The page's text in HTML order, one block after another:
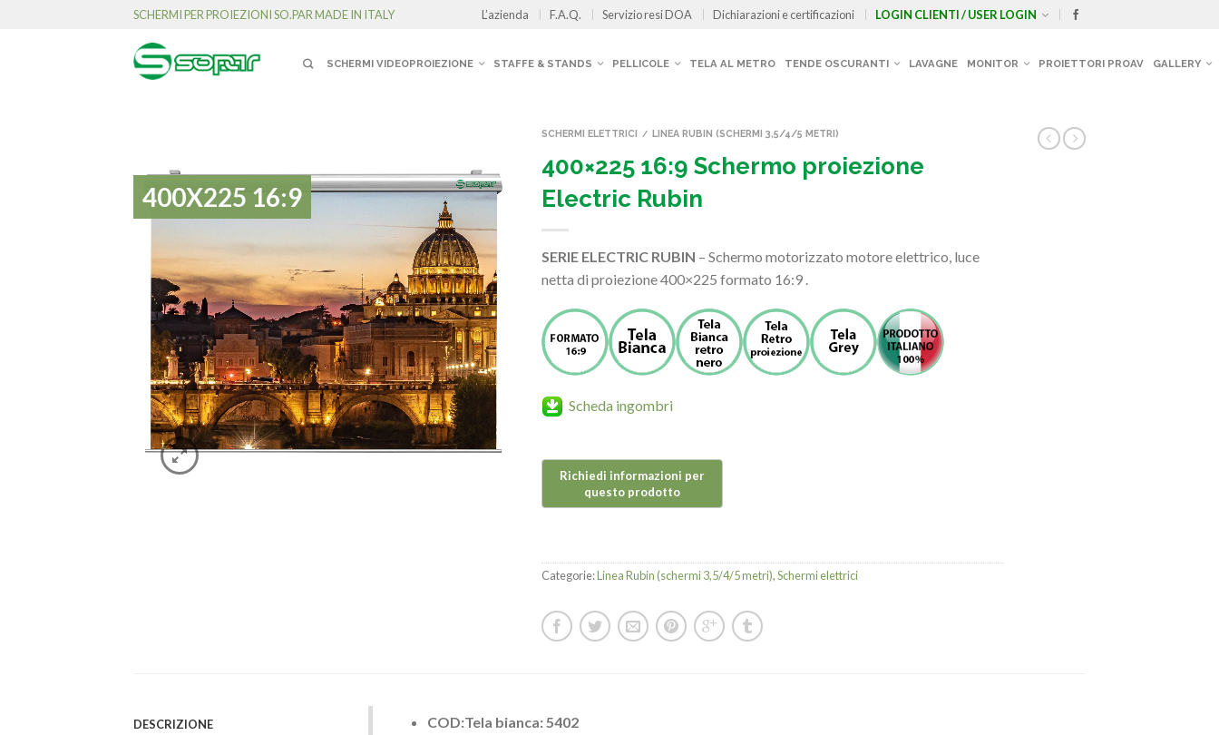
SCHERMI PER PROIEZIONI SO.PAR MADE IN ITALY L’azienda F.A.Q. Servizio resi DOA Dichiarazioni e certificazioni LOGIN CLIENTI / USER LOGIN
SCHERMI VIDEOPROIEZIONE STAFFE & STANDS PELLICOLE TELA AL METRO TENDE OSCURANTI LAVAGNE MONITOR PROIETTORI PROAV GALLERY
400X225 16:9
SCHERMI ELETTRICI / LINEA RUBIN (SCHERMI 3,5/4/5 METRI)
400×225 16:9 Schermo proiezione
Electric Rubin
SERIE ELECTRIC RUBIN – Schermo motorizzato motore elettrico, luce
netta di proiezione 400×225 formato 16:9 .
Scheda ingombri
Categorie:Linea Rubin (schermi 3,5/4/5 metri),Schermi elettrici
DESCRIZIONE
COD:Tela bianca: 5402